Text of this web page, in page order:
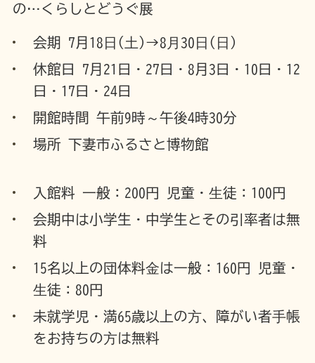
の…くらしとどうぐ展
会期 7月18⽇(⼟)→8⽉30⽇(⽇)
休館日 7月21日・27日・8月3日・10日・12
日・17日・24日
開館時間 午前9時～午後4時30分
場所 下妻市ふるさと博物館
入館料 ⼀般：200円 児童・⽣徒：100円
会期中は小学生・中学生とその引率者は無
料
15名以上の団体料⾦は⼀般：160円 児童・
⽣徒：80円
未就学児・満65歳以上の⽅、障がい者⼿帳
をお持ちの⽅は無料